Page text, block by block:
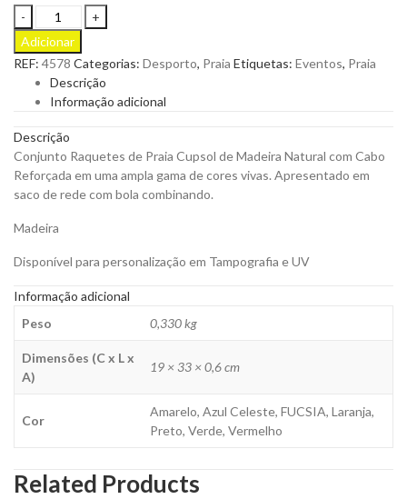
Conjunto
Raquetes
de
Praia
Cupsol
para
quantity
Adicionar
REF: 4578 Categorias: Desporto, Praia Etiquetas: Eventos, Praia
Descrição
Informação adicional
Descrição
Conjunto Raquetes de Praia Cupsol de Madeira Natural com Cabo
Reforçada em uma ampla gama de cores vivas. Apresentado em
saco de rede com bola combinando.
Madeira
Disponível para personalização em Tampografia e UV
Informação adicional
Peso
0,330 kg
Dimensões (C x L x
A)
19 × 33 × 0,6 cm
Cor
Amarelo, Azul Celeste, FUCSIA, Laranja,
Preto, Verde, Vermelho
Related Products